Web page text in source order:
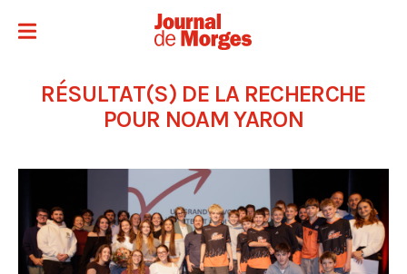
RÉSULTAT(S) DE LA RECHERCHE
POUR NOAM YARON